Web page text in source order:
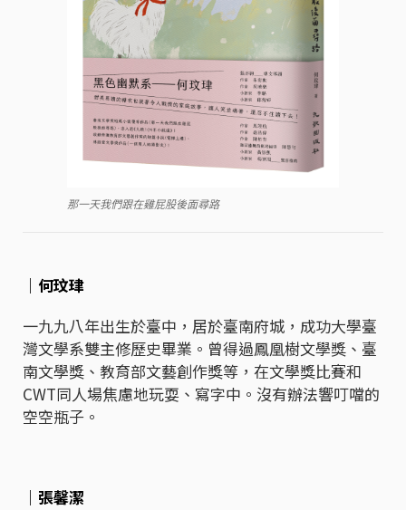
那一天我們跟在雞屁股後面尋路
｜何玟珒
一九九八年出生於臺中，居於臺南府城，成功大學臺
灣文學系雙主修歷史畢業。曾得過鳳凰樹文學獎、臺
南文學獎、教育部文藝創作獎等，在文學獎比賽和
CWT同人場焦慮地玩耍、寫字中。沒有辦法響叮噹的
空空瓶子。
｜張馨潔